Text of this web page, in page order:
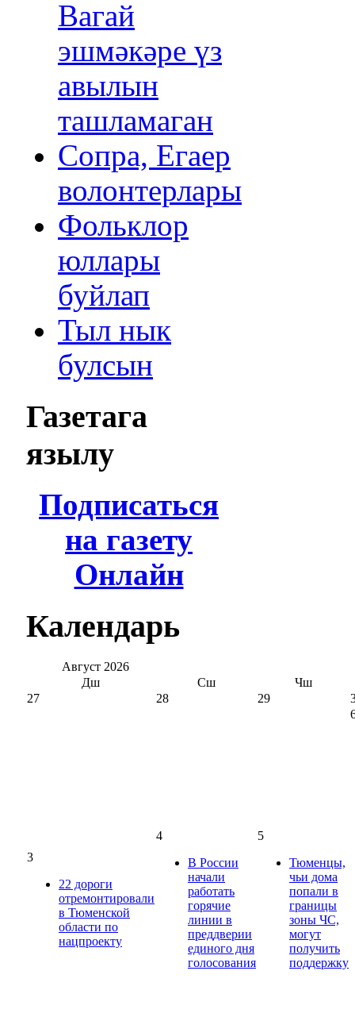
Вагай
эшмәкәре үз
авылын
ташламаган
Сопра, Егаер
волонтерлары
Фольклор
юллары
буйлап
Тыл нык
булсын
Газетага
язылу
Подписаться
на газету
Онлайн
Календарь
Август 2026
Дш
Сш
Чш
27
28 29
3
22 дороги
отремонтировали
в Тюменской
области по
нацпроекту
4
В России
начали
работать
горячие
линии в
преддверии
единого дня
голосования
5
Тюменцы,
чьи дома
попали в
границы
зоны ЧС,
могут
получить
поддержку